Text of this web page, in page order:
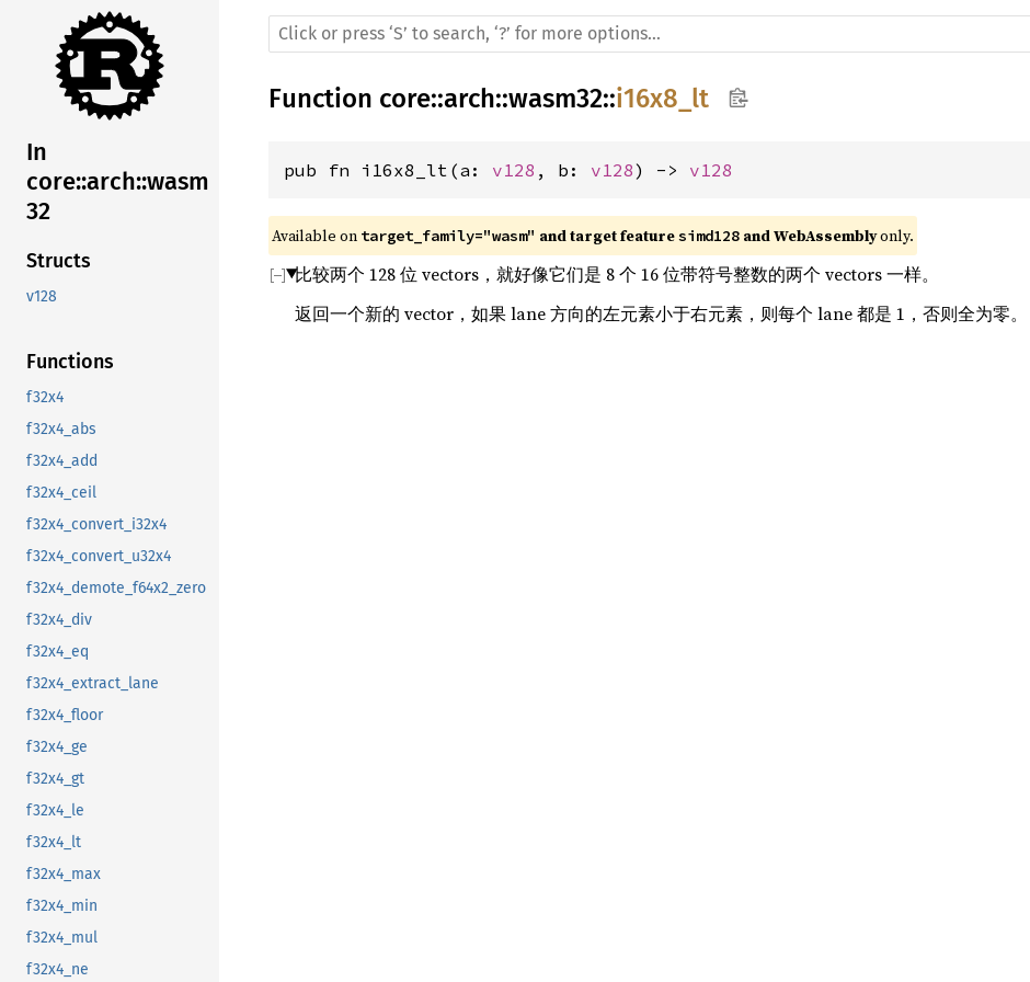
In
core::arch::wasm
32
Structs
v128
Functions
f32x4
f32x4_abs
f32x4_add
f32x4_ceil
f32x4_convert_i32x4
f32x4_convert_u32x4
f32x4_demote_f64x2_zero
f32x4_div
f32x4_eq
f32x4_extract_lane
f32x4_floor
f32x4_ge
f32x4_gt
f32x4_le
f32x4_lt
f32x4_max
f32x4_min
f32x4_mul
f32x4_ne
Function core::arch::wasm32::i16x8_lt
pub fn i16x8_lt(a: v128 , b: v128) -> v128
Available on target_family="wasm" and target feature simd128 and WebAssembly only.
比较两个 128 位 vectors，就好像它们是 8 个 16 位带符号整数的两个 vectors 一样。
返回一个新的 vector，如果 lane 方向的左元素小于右元素，则每个 lane 都是 1，否则全为零。